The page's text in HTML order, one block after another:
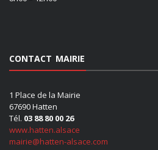
CONTACT MAIRIE
1 Place de la Mairie
67690 Hatten
Tél. 03 88 80 00 26
www.hatten.alsace
mairie@hatten-alsace.com